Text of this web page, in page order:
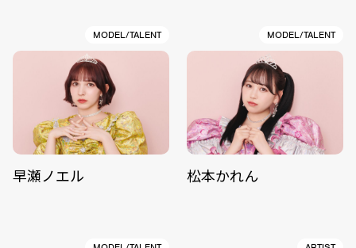
MODEL/TALENT
早瀬ノエル
MODEL/TALENT
松本かれん